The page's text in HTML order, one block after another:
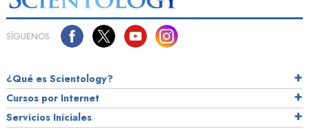
SÍGUENOS
¿Qué es Scientology?
Cursos por Internet
Servicios Iniciales